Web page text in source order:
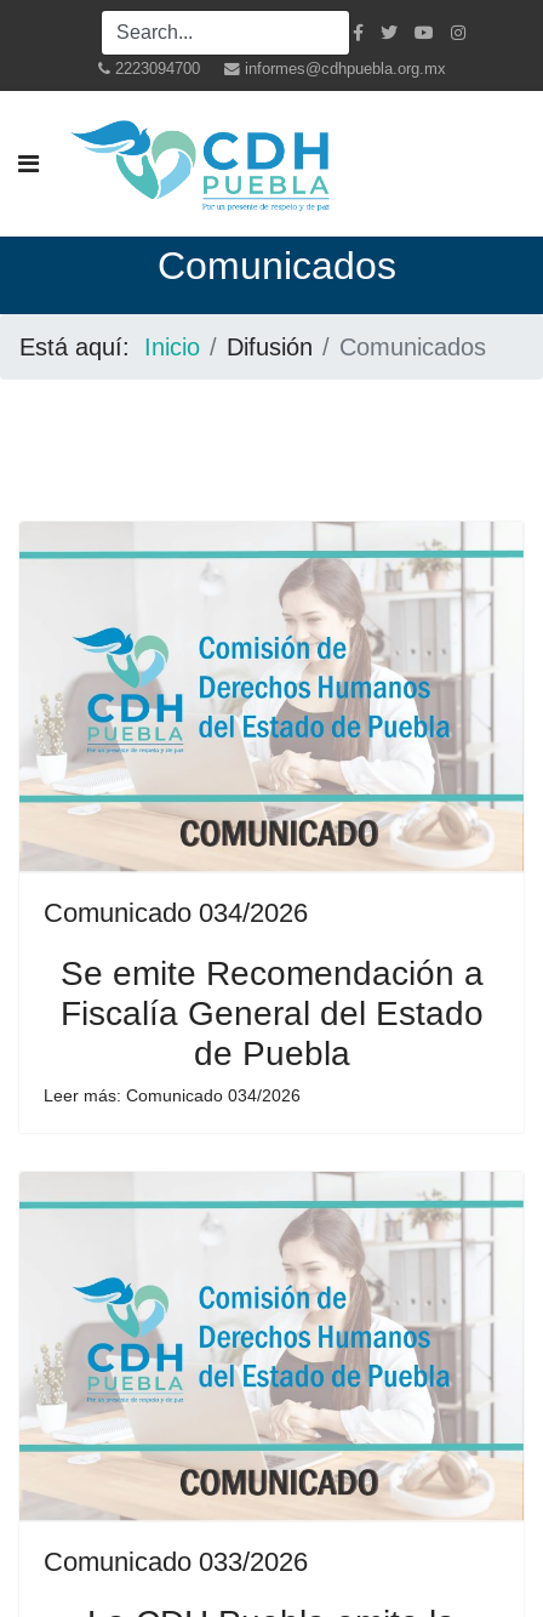
2223094700 informes@cdhpuebla.org.mx
Comunicados
Está aquí: Inicio Difusión Comunicados
Comunicado 034/2026
Se emite Recomendación a
Fiscalía General del Estado
de Puebla
Leer más: Comunicado 034/2026
Comunicado 033/2026